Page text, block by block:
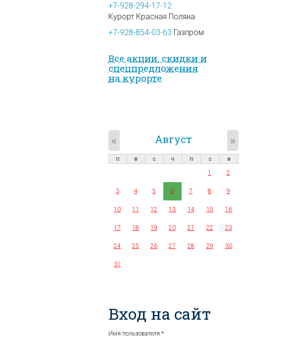
+7-928-294-17-12
Курорт Красная Поляна
+7-928-854-03-63 Газпром
Все акции, скидки и
спец­предложе­ния
на курорте
Август
« »
п в с ч п с
в
1
2
3 4 5 6 7 8 9
10 11 12 13 14 15 16
17 18 19 20 21 22 23
24 25 26 27 28 29 30
31
Вход на сайт
Имя пользователя *